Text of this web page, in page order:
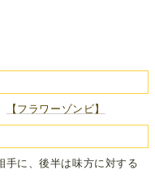
【フラワーゾンビ】
手に、後半は味方に対する